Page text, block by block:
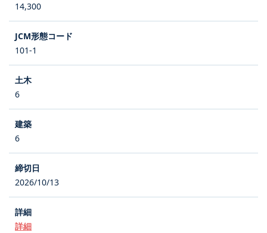
14,300
101-1
6
6
2026/10/13
詳細